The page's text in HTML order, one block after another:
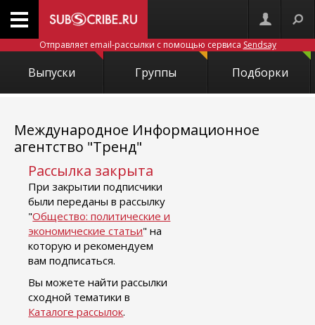
Отправляет email-рассылки с помощью сервиса Sendsay
Выпуски Группы Подборки
Международное Информационное
агентство "Тренд"
Рассылка закрыта
При закрытии подписчики
были переданы в рассылку
"Общество: политические и
экономические статьи" на
которую и рекомендуем
вам подписаться.
Вы можете найти рассылки
сходной тематики в
Каталоге рассылок.